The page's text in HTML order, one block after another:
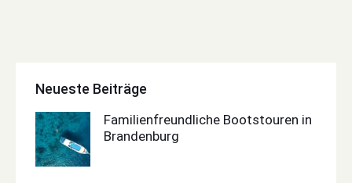
Neueste Beiträge
Familienfreundliche Bootstouren in
Brandenburg